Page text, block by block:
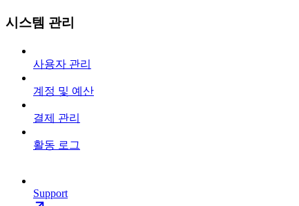
시스템 관리
사용자 관리
계정 및 예산
결제 관리
활동 로그
Support